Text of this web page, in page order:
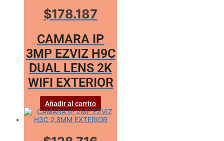
$178.187
CAMARA IP
3MP EZVIZ H9C
DUAL LENS 2K
WIFI EXTERIOR
Añadir al carrito